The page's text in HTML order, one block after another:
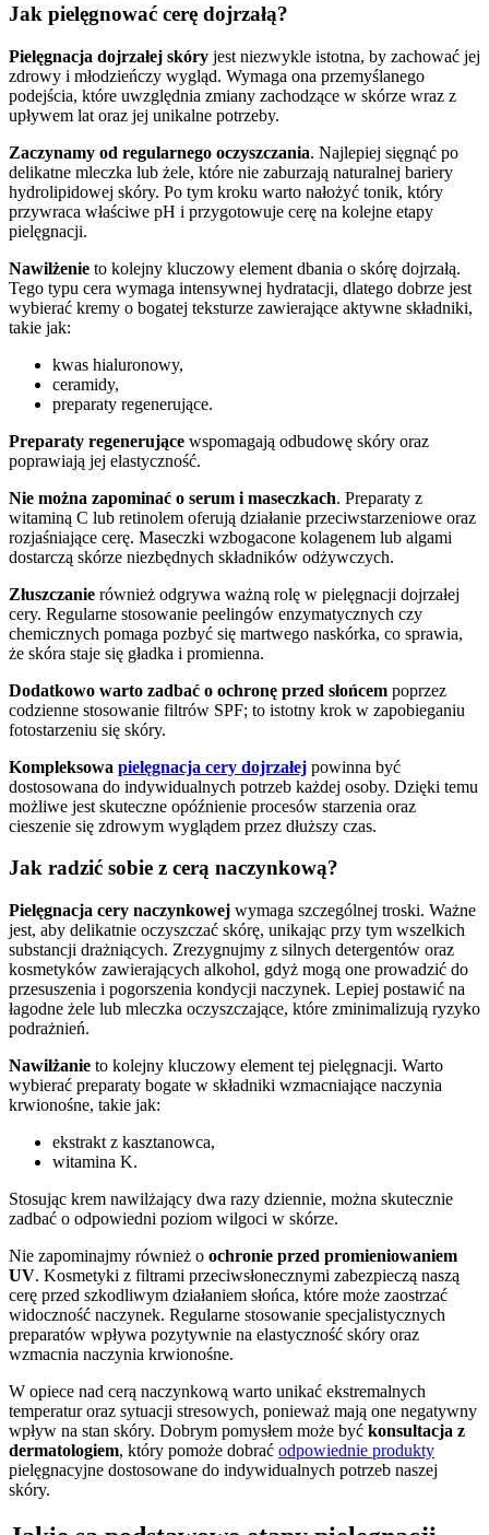
Jak pielęgnować cerę dojrzałą?
Pielęgnacja dojrzałej skóry jest niezwykle istotna, by zachować jej
zdrowy i młodzieńczy wygląd. Wymaga ona przemyślanego
podejścia, które uwzględnia zmiany zachodzące w skórze wraz z
upływem lat oraz jej unikalne potrzeby.
Zaczynamy od regularnego oczyszczania. Najlepiej sięgnąć po
delikatne mleczka lub żele, które nie zaburzają naturalnej bariery
hydrolipidowej skóry. Po tym kroku warto nałożyć tonik, który
przywraca właściwe pH i przygotowuje cerę na kolejne etapy
pielęgnacji.
Nawilżenie to kolejny kluczowy element dbania o skórę dojrzałą.
Tego typu cera wymaga intensywnej hydratacji, dlatego dobrze jest
wybierać kremy o bogatej teksturze zawierające aktywne składniki,
takie jak:
kwas hialuronowy,
ceramidy,
preparaty regenerujące.
Preparaty regenerujące wspomagają odbudowę skóry oraz
poprawiają jej elastyczność.
Nie można zapominać o serum i maseczkach. Preparaty z
witaminą C lub retinolem oferują działanie przeciwstarzeniowe oraz
rozjaśniające cerę. Maseczki wzbogacone kolagenem lub algami
dostarczą skórze niezbędnych składników odżywczych.
Złuszczanie również odgrywa ważną rolę w pielęgnacji dojrzałej
cery. Regularne stosowanie peelingów enzymatycznych czy
chemicznych pomaga pozbyć się martwego naskórka, co sprawia,
że skóra staje się gładka i promienna.
Dodatkowo warto zadbać o ochronę przed słońcem poprzez
codzienne stosowanie filtrów SPF; to istotny krok w zapobieganiu
fotostarzeniu się skóry.
Kompleksowa pielęgnacja cery dojrzałej powinna być
dostosowana do indywidualnych potrzeb każdej osoby. Dzięki temu
możliwe jest skuteczne opóźnienie procesów starzenia oraz
cieszenie się zdrowym wyglądem przez dłuższy czas.
Jak radzić sobie z cerą naczynkową?
Pielęgnacja cery naczynkowej wymaga szczególnej troski. Ważne
jest, aby delikatnie oczyszczać skórę, unikając przy tym wszelkich
substancji drażniących. Zrezygnujmy z silnych detergentów oraz
kosmetyków zawierających alkohol, gdyż mogą one prowadzić do
przesuszenia i pogorszenia kondycji naczynek. Lepiej postawić na
łagodne żele lub mleczka oczyszczające, które zminimalizują ryzyko
podrażnień.
Nawilżanie to kolejny kluczowy element tej pielęgnacji. Warto
wybierać preparaty bogate w składniki wzmacniające naczynia
krwionośne, takie jak:
ekstrakt z kasztanowca,
witamina K.
Stosując krem nawilżający dwa razy dziennie, można skutecznie
zadbać o odpowiedni poziom wilgoci w skórze.
Nie zapominajmy również o ochronie przed promieniowaniem
UV. Kosmetyki z filtrami przeciwsłonecznymi zabezpieczą naszą
cerę przed szkodliwym działaniem słońca, które może zaostrzać
widoczność naczynek. Regularne stosowanie specjalistycznych
preparatów wpływa pozytywnie na elastyczność skóry oraz
wzmacnia naczynia krwionośne.
W opiece nad cerą naczynkową warto unikać ekstremalnych
temperatur oraz sytuacji stresowych, ponieważ mają one negatywny
wpływ na stan skóry. Dobrym pomysłem może być konsultacja z
dermatologiem, który pomoże dobrać odpowiednie produkty
pielęgnacyjne dostosowane do indywidualnych potrzeb naszej
skóry.